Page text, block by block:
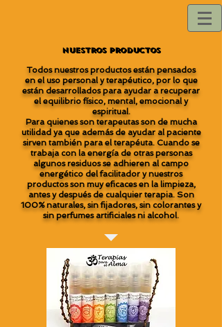
Nuestros Productos
Todos nuestros productos están pensados
en el uso personal y terapéutico, por lo que
están desarrollados para ayudar a recuperar
el equilibrio físico, mental, emocional y
espiritual.
Para quienes son terapeutas son de mucha
utilidad ya que además de ayudar al paciente
sirven también para el terapéuta. Cuando se
trabaja con la energía de otras personas
algunos residuos se adhieren al campo
energético del facilitador y nuestros
productos son muy eficaces en la limpieza,
antes y después de cualquier terapia. Son
100% naturales, sin fijadores, sin colorantes y
sin perfumes artificiales ni alcohol.